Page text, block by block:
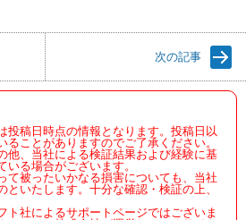
次の記事
投稿日時点の情報となります。投稿日以
ることがありますのでご了承ください。
他、当社による検証結果および経験に基
る場合がございます。
て被ったいかなる損害についても、当社
といたします。十分な確認・検証の上、
社によるサポートページではございま